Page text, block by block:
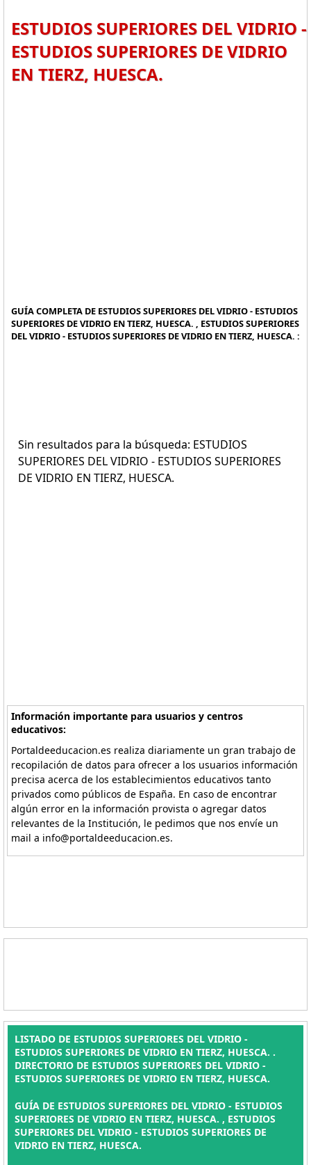
ESTUDIOS SUPERIORES DEL VIDRIO -
ESTUDIOS SUPERIORES DE VIDRIO
EN TIERZ, HUESCA.
GUÍA COMPLETA DE ESTUDIOS SUPERIORES DEL VIDRIO - ESTUDIOS
SUPERIORES DE VIDRIO EN TIERZ, HUESCA. , ESTUDIOS SUPERIORES
DEL VIDRIO - ESTUDIOS SUPERIORES DE VIDRIO EN TIERZ, HUESCA. :
Sin resultados para la búsqueda: ESTUDIOS
SUPERIORES DEL VIDRIO - ESTUDIOS SUPERIORES
DE VIDRIO EN TIERZ, HUESCA.
Información importante para usuarios y centros
educativos:
Portaldeeducacion.es realiza diariamente un gran trabajo de
recopilación de datos para ofrecer a los usuarios información
precisa acerca de los establecimientos educativos tanto
privados como públicos de España. En caso de encontrar
algún error en la información provista o agregar datos
relevantes de la Institución, le pedimos que nos envíe un
mail a info@portaldeeducacion.es.
LISTADO DE ESTUDIOS SUPERIORES DEL VIDRIO -
ESTUDIOS SUPERIORES DE VIDRIO EN TIERZ, HUESCA. .
DIRECTORIO DE ESTUDIOS SUPERIORES DEL VIDRIO -
ESTUDIOS SUPERIORES DE VIDRIO EN TIERZ, HUESCA.
GUÍA DE ESTUDIOS SUPERIORES DEL VIDRIO - ESTUDIOS
SUPERIORES DE VIDRIO EN TIERZ, HUESCA. , ESTUDIOS
SUPERIORES DEL VIDRIO - ESTUDIOS SUPERIORES DE
VIDRIO EN TIERZ, HUESCA.